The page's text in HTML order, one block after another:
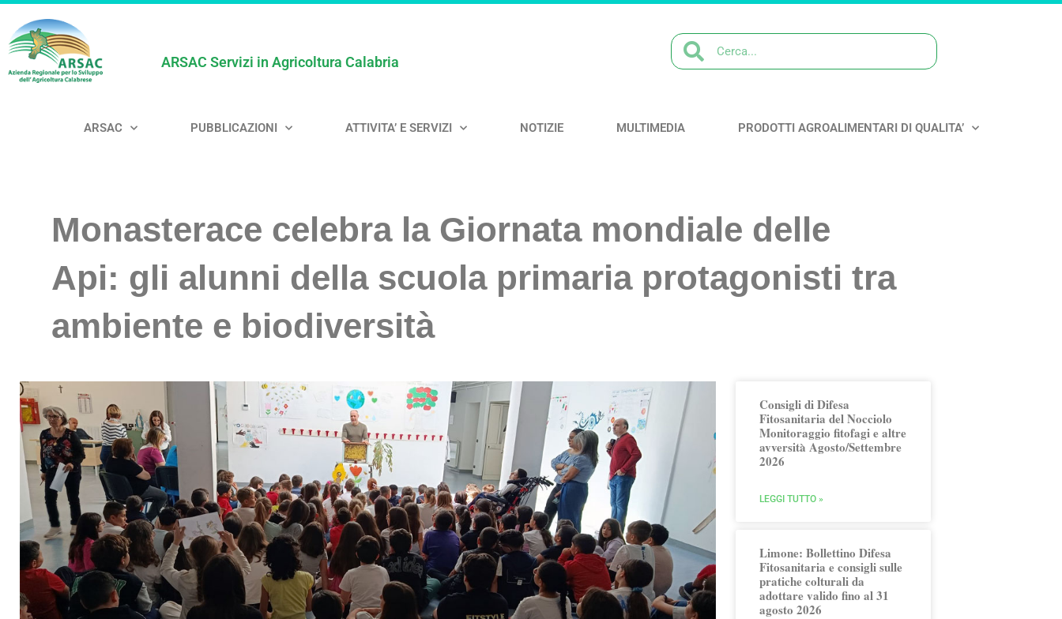
ARSAC Servizi in Agricoltura Calabria
ARSAC PUBBLICAZIONI ATTIVITA’ E SERVIZI NOTIZIE MULTIMEDIA PRODOTTI AGROALIMENTARI DI QUALITA’
Monasterace celebra la Giornata mondiale delle
Api: gli alunni della scuola primaria protagonisti tra
ambiente e biodiversità
Consigli di Difesa
Fitosanitaria del Nocciolo
Monitoraggio fitofagi e altre
avversità Agosto/Settembre
2026
LEGGI TUTTO »
Limone: Bollettino Difesa
Fitosanitaria e consigli sulle
pratiche colturali da
adottare valido fino al 31
agosto 2026